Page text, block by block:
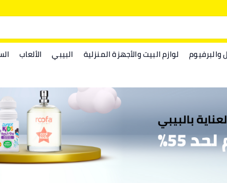
والبرفيوم لوازم البيت والأجهزة المنزلية البيبي الألعاب